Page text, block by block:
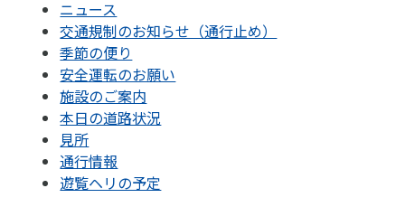
ニュース
交通規制のお知らせ（通行止め）
季節の便り
安全運転のお願い
施設のご案内
本日の道路状況
見所
通行情報
遊覧ヘリの予定